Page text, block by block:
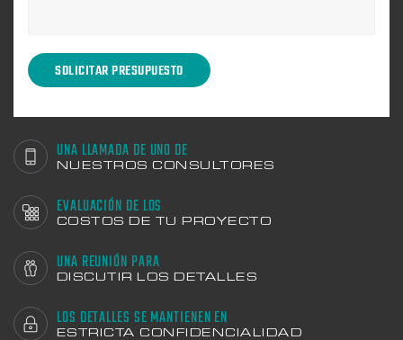
UNA LLAMADA DE UNO DE
NUESTROS CONSULTORES
EVALUACIÓN DE LOS
COSTOS DE TU PROYECTO
UNA REUNIÓN PARA
DISCUTIR LOS DETALLES
LOS DETALLES SE MANTIENEN EN
ESTRICTA CONFIDENCIALIDAD